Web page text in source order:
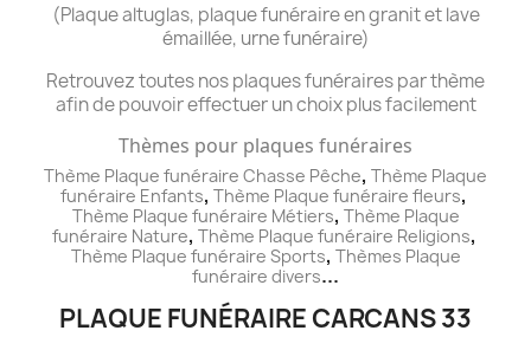
(Plaque altuglas, plaque funéraire en granit et lave
émaillée, urne funéraire)
Retrouvez toutes nos plaques funéraires par thème
afin de pouvoir effectuer un choix plus facilement
Thèmes pour plaques funéraires
Thème Plaque funéraire Chasse Pêche, Thème Plaque
funéraire Enfants, Thème Plaque funéraire fleurs,
Thème Plaque funéraire Métiers, Thème Plaque
funéraire Nature, Thème Plaque funéraire Religions,
Thème Plaque funéraire Sports, Thèmes Plaque
funéraire divers...
PLAQUE FUNÉRAIRE CARCANS 33